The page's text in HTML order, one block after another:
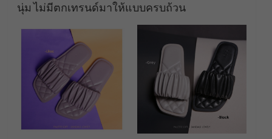
นุ่ม ไม่มีตกเทรนด์มาให้แบบครบถ้วน